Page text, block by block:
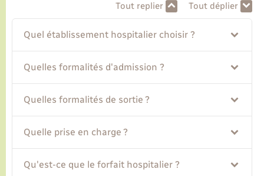
Seniors
Transports
Voirie et espace public
Tout replier Tout déplier
Quel établissement hospitalier choisir ?
Quelles formalités d'admission ?
Quelles formalités de sortie ?
Quelle prise en charge ?
Qu'est-ce que le forfait hospitalier ?